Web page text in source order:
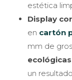
estética
Display
en cartón
mm de
ecológicas
un